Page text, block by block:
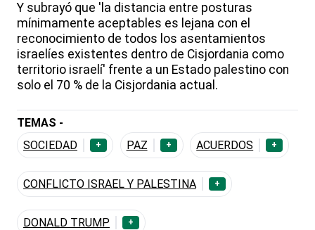
Y subrayó que 'la distancia entre posturas
mínimamente aceptables es lejana con el
reconocimiento de todos los asentamientos
israelíes existentes dentro de Cisjordania como
territorio israelí' frente a un Estado palestino con
solo el 70 % de la Cisjordania actual.
TEMAS -
SOCIEDAD
+ PAZ + ACUERDOS +
CONFLICTO ISRAEL Y PALESTINA +
DONALD TRUMP +